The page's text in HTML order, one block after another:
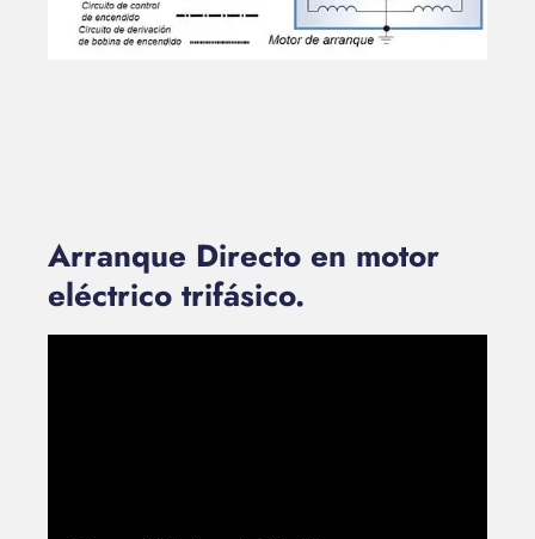
Arranque Directo en motor
eléctrico trifásico.